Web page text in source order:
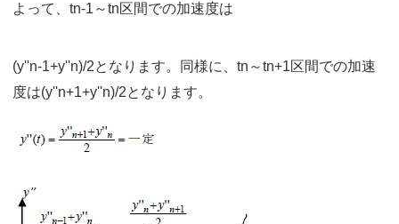
よって、tn-1～tn区間での加速度は
(y''n-1+y''n)/2となります。同様に、tn～tn+1区間での加速
度は(y''n+1+y''n)/2となります。